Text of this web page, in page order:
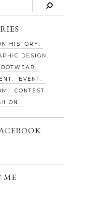
HISTORY
DESIGN
EVENT
CONTEST
ME